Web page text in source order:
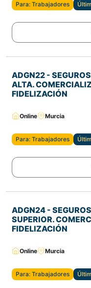
Para: Trabajadores
ADGN22 -
ALTA.
FIDELIZACIÓN
Online Murcia
Para: Trabajadores
ADGN24 -
SUPERIOR.
FIDELIZACIÓN
Online Murcia
Para: Trabajadores